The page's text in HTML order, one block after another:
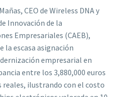
CEO de Wireless DNA y
Innovación de la
Empresariales (CAEB),
la escasa asignación
empresarial en
entre los 3,880,000 euros
reales, ilustrando con el costo